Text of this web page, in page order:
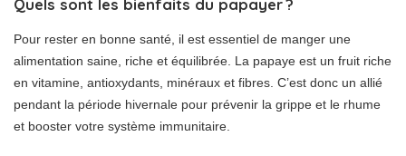
Quels sont les bienfaits du papayer ?
Pour rester en bonne santé, il est essentiel de manger une
alimentation saine, riche et équilibrée. La papaye est un fruit riche
en vitamine, antioxydants, minéraux et fibres. C’est donc un allié
pendant la période hivernale pour prévenir la grippe et le rhume
et booster votre système immunitaire.